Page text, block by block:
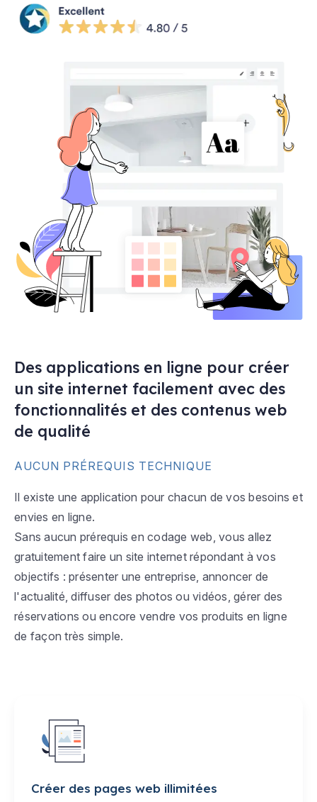
Des applications en ligne pour créer
un site internet facilement avec des
fonctionnalités et des contenus web
de qualité
AUCUN PRÉREQUIS TECHNIQUE
Il existe une application pour chacun de vos besoins et
envies en ligne.
Sans aucun prérequis en codage web, vous allez
gratuitement faire un site internet répondant à vos
objectifs : présenter une entreprise, annoncer de
l'actualité, diffuser des photos ou vidéos, gérer des
réservations ou encore vendre vos produits en ligne
de façon très simple.
Créer des pages web illimitées